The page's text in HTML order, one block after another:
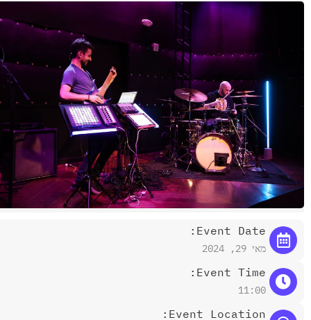
Event Date:
מאי 29, 2024
Event Time:
11:00
Event Location: